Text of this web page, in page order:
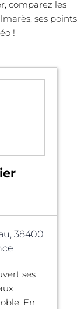
comparez les
ses points
!
38400
ses
En